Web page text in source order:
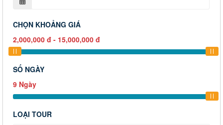
CHỌN KHOẢNG GIÁ
2,000,000 đ - 15,000,000 đ
SỐ NGÀY
9 Ngày
LOẠI TOUR